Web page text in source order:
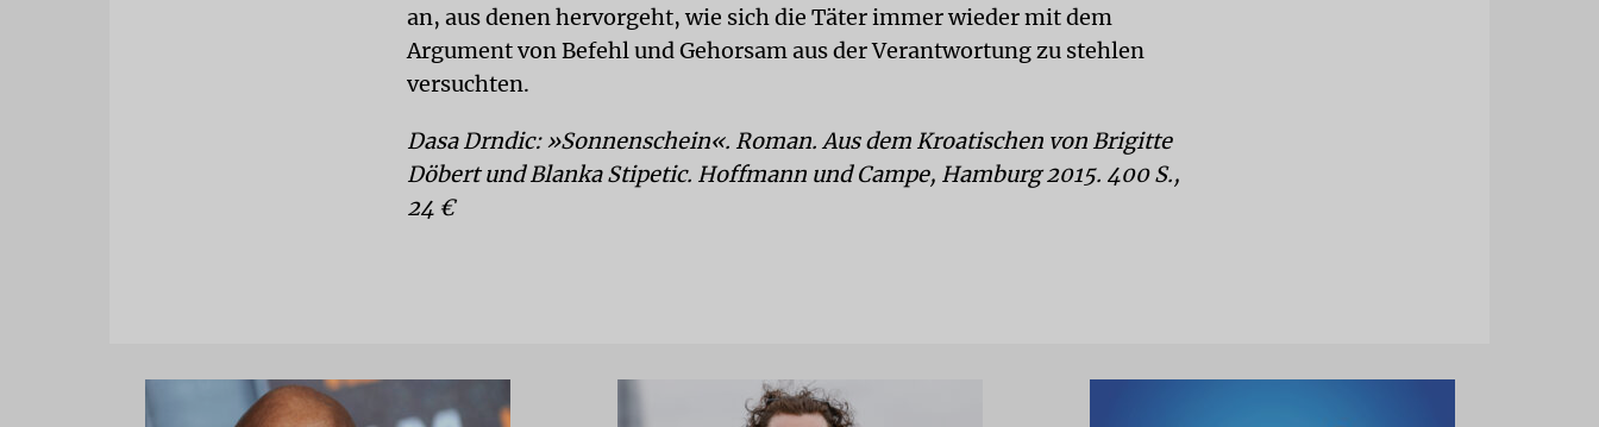
an, aus denen hervorgeht, wie sich die Täter immer wieder mit dem
Argument von Befehl und Gehorsam aus der Verantwortung zu stehlen
versuchten.
Dasa Drndic: »Sonnenschein«. Roman. Aus dem Kroatischen von Brigitte
Döbert und Blanka Stipetic. Hoffmann und Campe, Hamburg 2015. 400 S.,
24 €